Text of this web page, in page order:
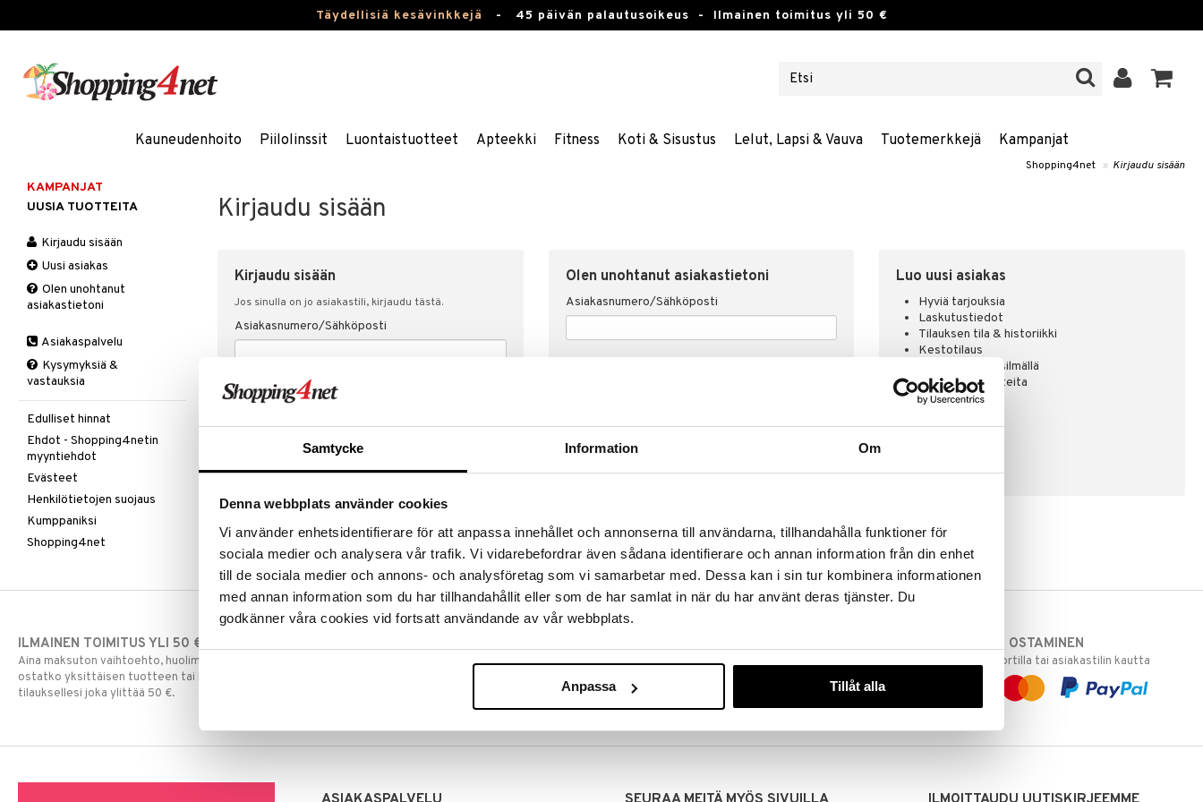
Samtycke Information Om
Denna webbplats använder cookies
Vi använder enhetsidentifierare för att anpassa innehållet och annonserna till användarna, tillhandahålla funktioner för
sociala medier och analysera vår trafik. Vi vidarebefordrar även sådana identifierare och annan information från din enhet
till de sociala medier och annons- och analysföretag som vi samarbetar med. Dessa kan i sin tur kombinera informationen
med annan information som du har tillhandahållit eller som de har samlat in när du har använt deras tjänster. Du
godkänner våra cookies vid fortsatt användande av vår webbplats.
Anpassa Tillåt alla
Täydellisiä kesävinkkejä - 45 päivän palautusoikeus - Ilmainen toimitus yli 50 €
Kauneudenhoito Piilolinssit Luontaistuotteet Apteekki Fitness Koti & Sisustus Lelut, Lapsi & Vauva Tuotemerkkejä Kampanjat
Shopping4net » Kirjaudu sisään
Kirjaudu sisään
Kirjaudu sisään
Jos sinulla on jo asiakastili, kirjaudu tästä.
Asiakasnumero/Sähköposti
Salasana
Olen unohtanut asiakastietoni
Asiakasnumero/Sähköposti
Luo uusi asiakas
Hyviä tarjouksia
Laskutustiedot
Tilauksen tila & historiikki
Kestotilaus
Pidä tuotteita silmällä
Arvostele tuotteita
Toivelistat
KAMPANJAT
UUSIA TUOTTEITA
Kirjaudu sisään
Uusi asiakas
Olen unohtanut
asiakastietoni
Asiakaspalvelu
Kysymyksiä &
vastauksia
Edulliset hinnat
Ehdot - Shopping4netin
myyntiehdot
Evästeet
Henkilötietojen suojaus
Kumppaniksi
Shopping4net
ILMAINEN TOIMITUS YLI 50 €
Aina maksuton vaihtoehto, huolimatta siitä
ostatko yksittäisen tuotteen tai koko
tilauksellesi joka ylittää 50 €.
Ennen kello 13.00 tehdyt tilaukset lähetetään
Ostamalla suuria eriä tuotteita varastoomme
voimme pitää hinnat alhaisina juuri Sinua varten!
Voit olla varma, että teet löytöjä sivuillamme.
TURVALLINEN OSTAMINEN
laskulla, pankkikortilla tai asiakastilin kautta